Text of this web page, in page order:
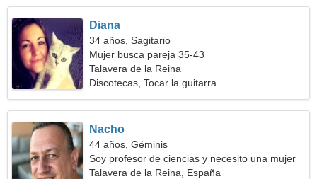
Diana
34 años, Sagitario
Mujer busca pareja 35-43
Talavera de la Reina
Discotecas, Tocar la guitarra
Nacho
44 años, Géminis
Soy profesor de ciencias y necesito una mujer
seductora
Talavera de la Reina, España